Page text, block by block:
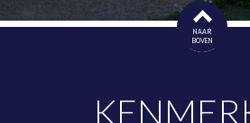
NAAR
BOVEN